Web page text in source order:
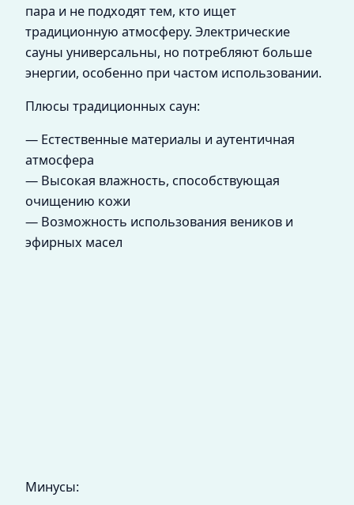
пара и не подходят тем, кто ищет
традиционную атмосферу. Электрические
сауны универсальны, но потребляют больше
энергии, особенно при частом использовании.
Плюсы традиционных саун:
— Естественные материалы и аутентичная
атмосфера
— Высокая влажность, способствующая
очищению кожи
— Возможность использования веников и
эфирных масел
Минусы: